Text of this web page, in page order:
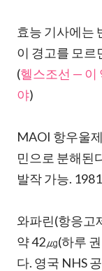
효능 기사에는
이 경고를 모르
(헬스조선 — 이
야)
MAOI 항우울
민으로 분해된
발작 가능.
와파린(항응고
약 42㎍(하루
다. 영국 NHS